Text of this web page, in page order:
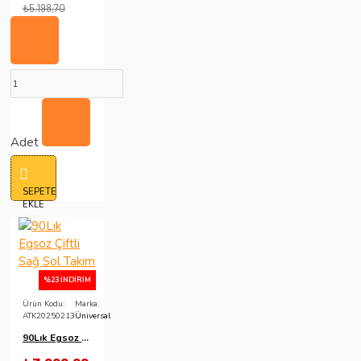
₺5.198,70
Adet
SEPETE
EKLE
%23 İNDIRIM
Ürün Kodu:
ATK20250213
Marka:
Üniversal
90Lık Egsoz Çiftli Sağ Sol Takım